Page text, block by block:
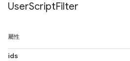
UserScriptFilter
屬性
ids